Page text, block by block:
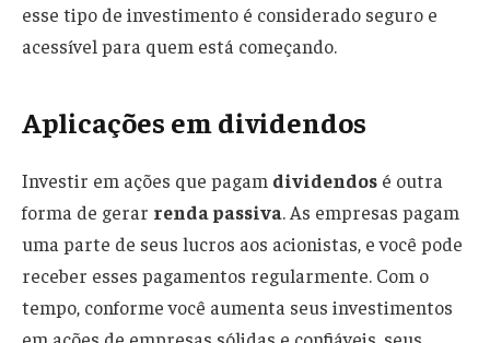
esse tipo de investimento é considerado seguro e
acessível para quem está começando.
Aplicações em dividendos
Investir em ações que pagam dividendos é outra
forma de gerar renda passiva. As empresas pagam
uma parte de seus lucros aos acionistas, e você pode
receber esses pagamentos regularmente. Com o
tempo, conforme você aumenta seus investimentos